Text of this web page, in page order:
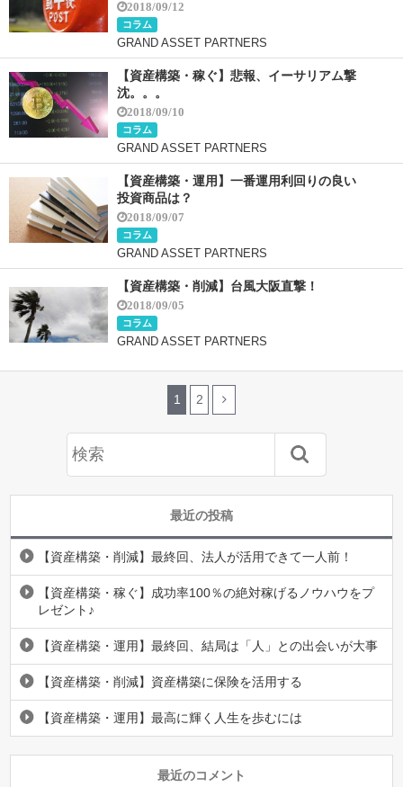
2018/09/12
コラム
GRAND ASSET PARTNERS
【資産構築・稼ぐ】悲報、イーサリアム撃
沈。。。
2018/09/10
コラム
GRAND ASSET PARTNERS
【資産構築・運用】一番運用利回りの良い
投資商品は？
2018/09/07
コラム
GRAND ASSET PARTNERS
【資産構築・削減】台風大阪直撃！
2018/09/05
コラム
GRAND ASSET PARTNERS
1 2
最近の投稿
【資産構築・削減】最終回、法人が活用できて一人前！
【資産構築・稼ぐ】成功率100％の絶対稼げるノウハウをプ
レゼント♪
【資産構築・運用】最終回、結局は「人」との出会いが大事
【資産構築・削減】資産構築に保険を活用する
【資産構築・運用】最高に輝く人生を歩むには
最近のコメント